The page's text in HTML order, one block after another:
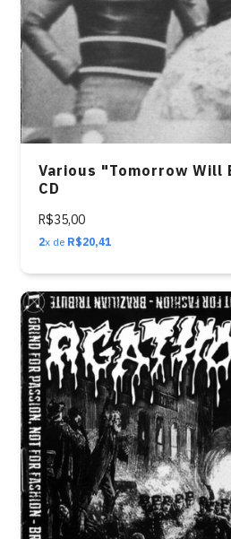
Various "Tomorrow Will
CD
R$35,00
2x de R$20,41